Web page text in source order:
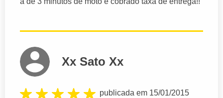
Xx Sato Xx
publicada em 15/01/2015